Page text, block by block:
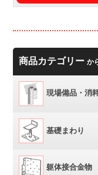
商品カテゴリーか
現場備品・消
基礎まわり
躯体接合金物